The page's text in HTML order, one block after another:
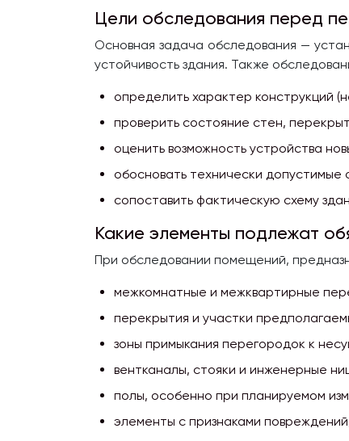
Цели обследования перед
Основная задача обследования —
устойчивость здания. Также
определить характер конструкций
проверить состояние стен,
оценить возможность устройства
обосновать технически допустимые
сопоставить фактическую схему
Какие элементы подлежат
При обследовании помещений,
межкомнатные и межквартирные
перекрытия и участки
зоны примыкания перегородок к
вентканалы, стояки и инженерные
полы, особенно при планируемом
элементы с признаками